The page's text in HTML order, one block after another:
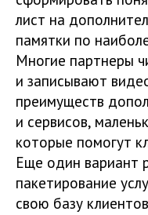
лист на
памятки по
Многие партнеры
и записывают
преимуществ
и сервисов,
которые помогут
Еще один вариант
пакетирование
свою базу